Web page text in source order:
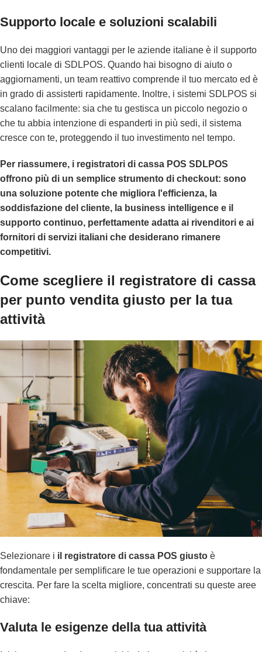
Supporto locale e soluzioni scalabili
Uno dei maggiori vantaggi per le aziende italiane è il supporto
clienti locale di SDLPOS. Quando hai bisogno di aiuto o
aggiornamenti, un team reattivo comprende il tuo mercato ed è
in grado di assisterti rapidamente. Inoltre, i sistemi SDLPOS si
scalano facilmente: sia che tu gestisca un piccolo negozio o
che tu abbia intenzione di espanderti in più sedi, il sistema
cresce con te, proteggendo il tuo investimento nel tempo.
Per riassumere, i registratori di cassa POS SDLPOS
offrono più di un semplice strumento di checkout: sono
una soluzione potente che migliora l'efficienza, la
soddisfazione del cliente, la business intelligence e il
supporto continuo, perfettamente adatta ai rivenditori e ai
fornitori di servizi italiani che desiderano rimanere
competitivi.
Come scegliere il registratore di cassa
per punto vendita giusto per la tua
attività
Selezionare i il registratore di cassa POS giusto è
fondamentale per semplificare le tue operazioni e supportare la
crescita. Per fare la scelta migliore, concentrati su queste aree
chiave:
Valuta le esigenze della tua attività